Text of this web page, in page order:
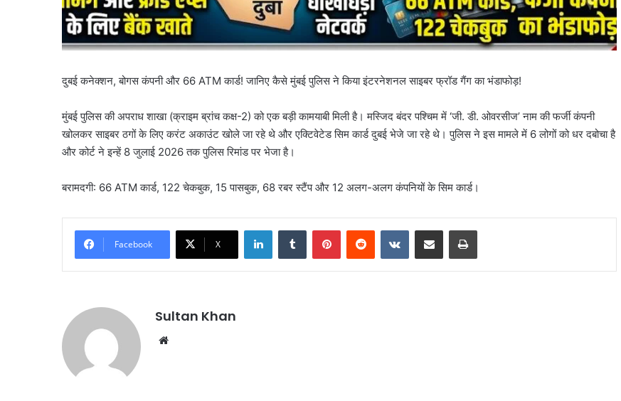
दुबई कनेक्शन, बोगस कंपनी और 66 ATM कार्ड! जानिए कैसे मुंबई पुलिस ने किया इंटरनेशनल साइबर फ्रॉड गैंग का भंडाफोड़!
मुंबई पुलिस की अपराध शाखा (क्राइम ब्रांच कक्ष-2) को एक बड़ी कामयाबी मिली है। मस्जिद बंदर पश्चिम में ‘जी. डी. ओवरसीज’ नाम की फर्जी कंपनी
खोलकर साइबर ठगों के लिए करंट अकाउंट खोले जा रहे थे और एक्टिवेटेड सिम कार्ड दुबई भेजे जा रहे थे। पुलिस ने इस मामले में 6 लोगों को धर दबोचा है
और कोर्ट ने इन्हें 8 जुलाई 2026 तक पुलिस रिमांड पर भेजा है।
बरामदगी: 66 ATM कार्ड, 122 चेकबुक, 15 पासबुक, 68 रबर स्टैंप और 12 अलग-अलग कंपनियों के सिम कार्ड।
Facebook X
Sultan Khan